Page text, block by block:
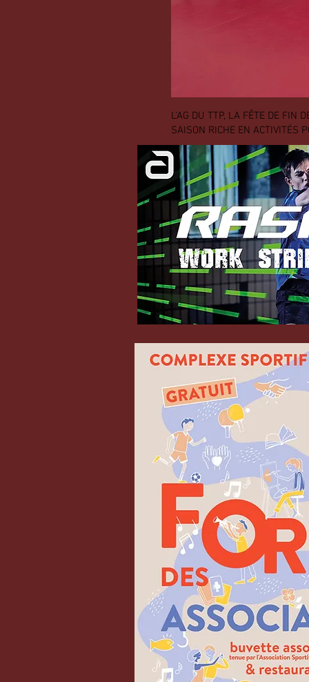
L'AG DU TTP, LA FÊTE DE FIN
SAISON RICHE EN ACTIVITÉS